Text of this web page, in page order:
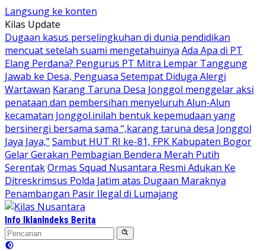
Langsung ke konten
Kilas Update
Dugaan kasus perselingkuhan di dunia pendidikan
mencuat setelah suami mengetahuinya Ada Apa di PT
Elang Perdana? Pengurus PT Mitra Lempar Tanggung
Jawab ke Desa, Penguasa Setempat Diduga Alergi
Wartawan Karang Taruna Desa Jonggol menggelar aksi
penataan dan pembersihan menyeluruh Alun-Alun
kecamatan Jonggol.inilah bentuk kepemudaan yang
bersinergi bersama sama “,karang taruna desa Jonggol
Jaya Jaya,”Sambut HUT RI ke-81, FPK Kabupaten Bogor
Gelar Gerakan Pembagian Bendera Merah Putih
SerentakOrmas Squad Nusantara Resmi Adukan Ke
Ditreskrimsus Polda Jatim atas Dugaan Maraknya
Penambangan Pasir Ilegal di Lumajang
Info IklanIndeks Berita